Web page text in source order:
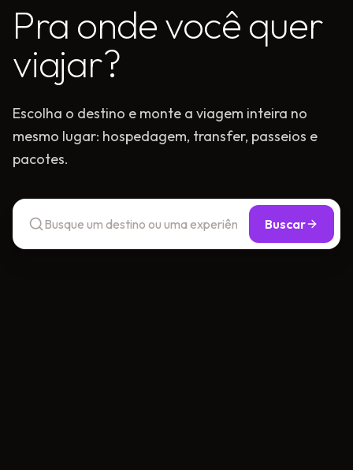
Pra onde você quer
viajar?
Escolha o destino e monte a viagem inteira no
mesmo lugar: hospedagem, transfer, passeios e
pacotes.
Buscar